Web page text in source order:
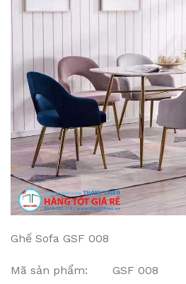
Ghế Sofa GSF 008
Mã sản phẩm: GSF 008